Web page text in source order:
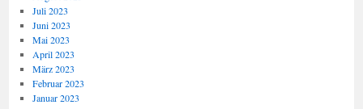
Juli 2023
Juni 2023
Mai 2023
April 2023
März 2023
Februar 2023
Januar 2023